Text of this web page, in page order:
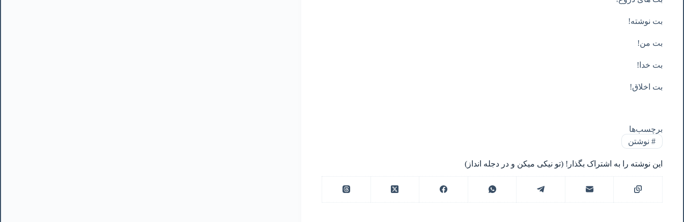
بت نوشته!
بت من!
بت خدا!
بت اخلاق!
برچسب‌ها
#نوشتن
این نوشته را به اشتراک بگذار! (تو نیکی میکن و در دجله انداز)